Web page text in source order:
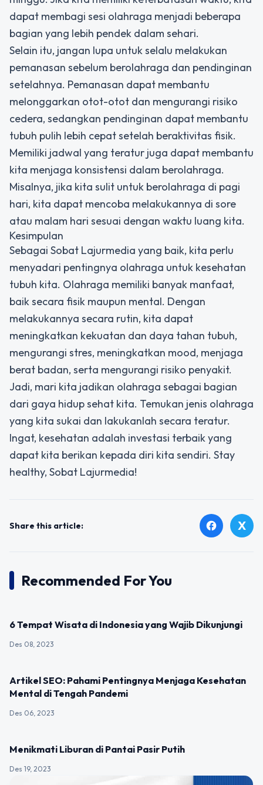
dapat membagi sesi olahraga menjadi beberapa
bagian yang lebih pendek dalam sehari.
Selain itu, jangan lupa untuk selalu melakukan
pemanasan sebelum berolahraga dan pendinginan
setelahnya. Pemanasan dapat membantu
melonggarkan otot-otot dan mengurangi risiko
cedera, sedangkan pendinginan dapat membantu
tubuh pulih lebih cepat setelah beraktivitas fisik.
Memiliki jadwal yang teratur juga dapat membantu
kita menjaga konsistensi dalam berolahraga.
Misalnya, jika kita sulit untuk berolahraga di pagi
hari, kita dapat mencoba melakukannya di sore
atau malam hari sesuai dengan waktu luang kita.
Kesimpulan
Sebagai Sobat Lajurmedia yang baik, kita perlu
menyadari pentingnya olahraga untuk kesehatan
tubuh kita. Olahraga memiliki banyak manfaat,
baik secara fisik maupun mental. Dengan
melakukannya secara rutin, kita dapat
meningkatkan kekuatan dan daya tahan tubuh,
mengurangi stres, meningkatkan mood, menjaga
berat badan, serta mengurangi risiko penyakit.
Jadi, mari kita jadikan olahraga sebagai bagian
dari gaya hidup sehat kita. Temukan jenis olahraga
yang kita sukai dan lakukanlah secara teratur.
Ingat, kesehatan adalah investasi terbaik yang
dapat kita berikan kepada diri kita sendiri. Stay
healthy, Sobat Lajurmedia!
Share this article: facebook X
Recommended For You
6 Tempat Wisata di Indonesia yang Wajib Dikunjungi
Des 08, 2023
Artikel SEO: Pahami Pentingnya Menjaga Kesehatan
Mental di Tengah Pandemi
Des 06, 2023
Menikmati Liburan di Pantai Pasir Putih
Des 19, 2023